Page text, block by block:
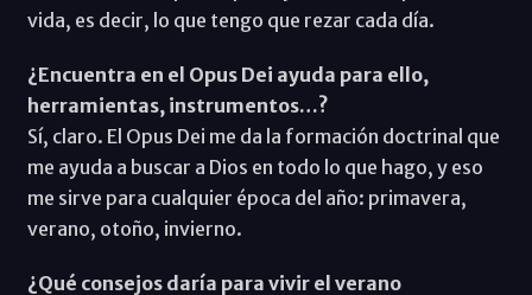
vida, es decir, lo que tengo que rezar cada día.
¿Encuentra en el Opus Dei ayuda para ello,
herramientas, instrumentos…?
Sí, claro. El Opus Dei me da la formación doctrinal que
me ayuda a buscar a Dios en todo lo que hago, y eso
me sirve para cualquier época del año: primavera,
verano, otoño, invierno.
¿Qué consejos daría para vivir el verano